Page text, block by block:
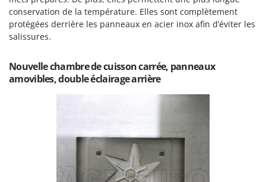
Ripartrak
Ritter
Robomow
Rossofuoco
conservation de la température. Elles sont complètement
protégées derrière les panneaux en acier inox afin d’éviter les
salissures.
Nouvelle chambre de cuisson carrée, panneaux
amovibles, double éclairage arrière